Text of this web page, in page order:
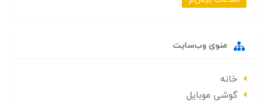
منوی وب‌سایت
خانه
گوشی موبایل